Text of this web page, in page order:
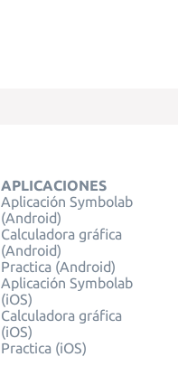
APLICACIONES
Aplicación Symbolab
(Android)
Calculadora gráfica
(Android)
Practica (Android)
Aplicación Symbolab
(iOS)
Calculadora gráfica
(iOS)
Practica (iOS)